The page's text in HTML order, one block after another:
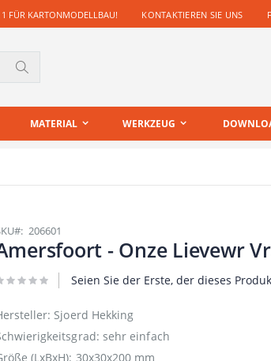
FÜR KARTONMODELLBAU! KONTAKTIEREN SIE UNS
MATERIAL WERKZEUG
206601
- Onze Lievewr
Seien Sie der Erste, der dieses
Sjoerd Hekking
sehr einfach
(LxBxH): 30x30x200 mm